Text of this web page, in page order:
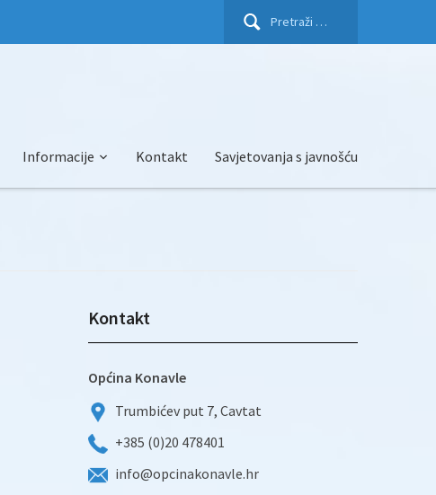
Pretraži:
Informacije Kontakt Savjetovanja s javnošću
Kontakt
Općina Konavle
Trumbićev put 7, Cavtat
+385 (0)20 478401
info@opcinakonavle.hr